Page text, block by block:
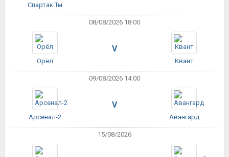
Спартак Тм
08/08/2026 18:00
Орёл
V
Квант
09/08/2026 14:00
Арсенал-2
V
Авангард
15/08/2026